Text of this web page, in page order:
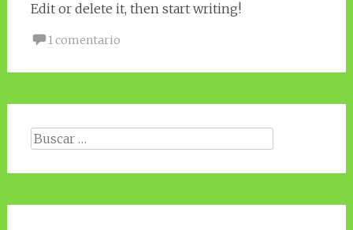
Edit or delete it, then start writing!
1 comentario
Buscar: